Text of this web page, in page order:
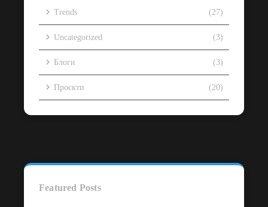
Trends (27)
Uncategorized (3)
Блоги (3)
Проєкти (20)
Featured Posts